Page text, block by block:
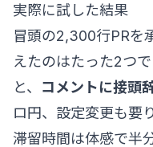
実際に試した結果
冒頭の2,300行PRを
えたのはたった2つで
と、 コメントに接頭
ロ円、設定変更も要
滞留時間は体感で半